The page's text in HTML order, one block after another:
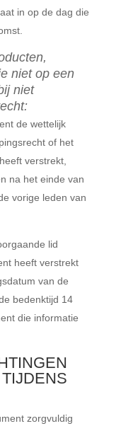
in op de dag die
niet op een
niet
de wettelijk
of het
verstrekt,
na het einde van
vorige leden van
lid
heeft verstrekt
van de
bedenktijd 14
die informatie
zorgvuldig